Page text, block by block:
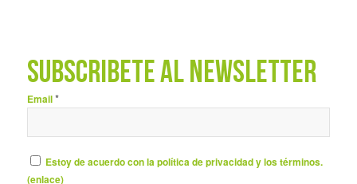
SUBSCRÍBETE AL NEWSLETTER
Email*
Estoy de acuerdo con la política de privacidad y los términos.
(enlace)